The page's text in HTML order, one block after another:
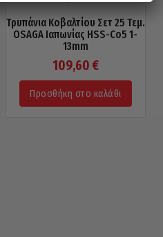
Τρυπάνια Κοβαλτίου Σετ 25 Τεμ.
OSAGA Ιαπωνίας HSS-Co5 1-
13mm
109,60 €
Προσθήκη στο καλάθι